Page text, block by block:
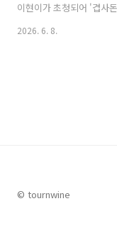
이현이가 초청되어 '겹사
남겨서뭐하게 이지혜 편
리 바비큐 맛집은 어디?
2026. 6. 8.
© tournwine